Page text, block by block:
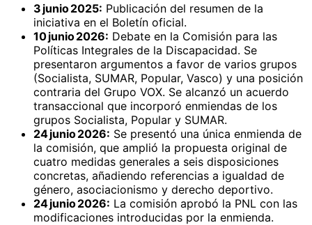
3 junio 2025: Publicación del resumen de la
iniciativa en el Boletín oficial.
10 junio 2026: Debate en la Comisión para las
Políticas Integrales de la Discapacidad. Se
presentaron argumentos a favor de varios grupos
(Socialista, SUMAR, Popular, Vasco) y una posición
contraria del Grupo VOX. Se alcanzó un acuerdo
transaccional que incorporó enmiendas de los
grupos Socialista, Popular y SUMAR.
24 junio 2026: Se presentó una única enmienda de
la comisión, que amplió la propuesta original de
cuatro medidas generales a seis disposiciones
concretas, añadiendo referencias a igualdad de
género, asociacionismo y derecho deportivo.
24 junio 2026: La comisión aprobó la PNL con las
modificaciones introducidas por la enmienda.